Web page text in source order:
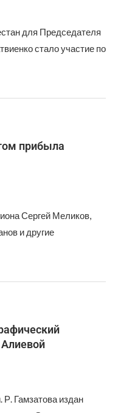
для Председателя
стало участие по
прибыла
Сергей Меликов,
и другие
Гамзатова издан